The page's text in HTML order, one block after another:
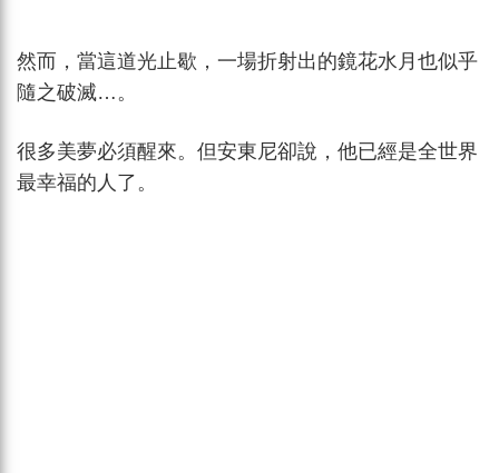
然而，當這道光止歇，一場折射出的鏡花水月也似乎
隨之破滅…。
很多美夢必須醒來。但安東尼卻說，他已經是全世界
最幸福的人了。